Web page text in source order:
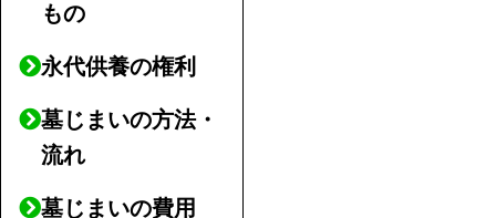
もの
永代供養の権利
墓じまいの方法・
流れ
墓じまいの費用